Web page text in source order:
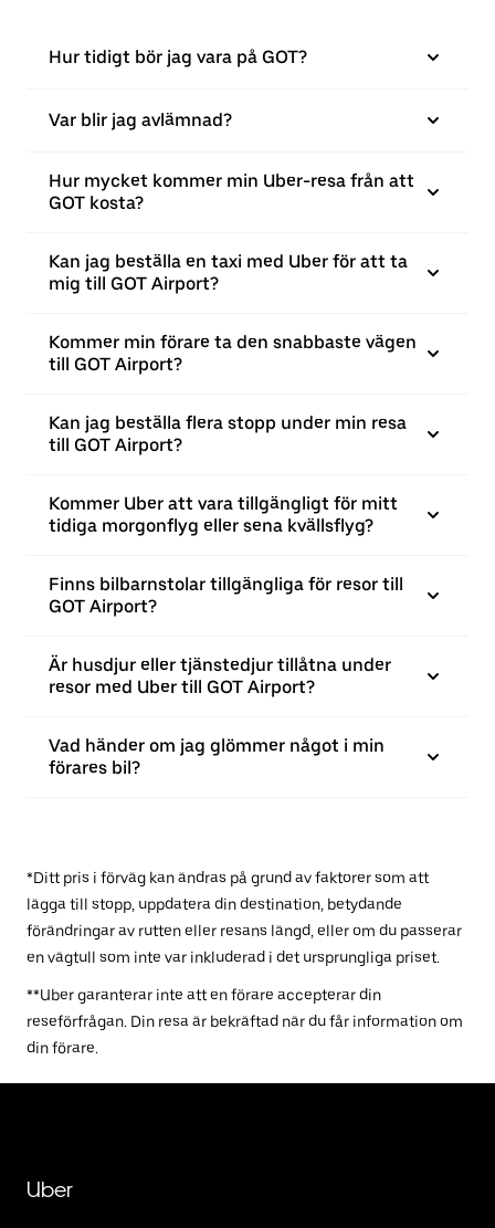
Hur tidigt bör jag vara på GOT?
Var blir jag avlämnad?
Hur mycket kommer min Uber-resa från att
GOT kosta?
Kan jag beställa en taxi med Uber för att ta
mig till GOT Airport?
Kommer min förare ta den snabbaste vägen
till GOT Airport?
Kan jag beställa flera stopp under min resa
till GOT Airport?
Kommer Uber att vara tillgängligt för mitt
tidiga morgonflyg eller sena kvällsflyg?
Finns bilbarnstolar tillgängliga för resor till
GOT Airport?
Är husdjur eller tjänstedjur tillåtna under
resor med Uber till GOT Airport?
Vad händer om jag glömmer något i min
förares bil?
*Ditt pris i förväg kan ändras på grund av faktorer som att
lägga till stopp, uppdatera din destination, betydande
förändringar av rutten eller resans längd, eller om du passerar
en vägtull som inte var inkluderad i det ursprungliga priset.
**Uber garanterar inte att en förare accepterar din
reseförfrågan. Din resa är bekräftad när du får information om
din förare.
Uber